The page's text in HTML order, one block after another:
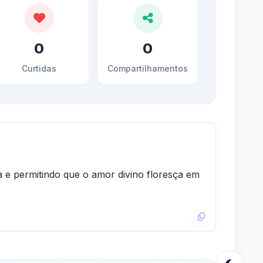
0
Curtidas
0
Compartilhamentos
e permitindo que o amor divino floresça em